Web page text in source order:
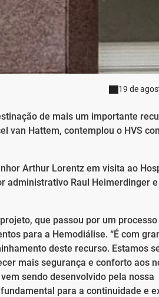
19 de
de mais um importante
van Hattem, contemplou o HVS
Arthur Lorentz em visita ao
administrativo Raul Heimerdinger
que passou por um
para a Hemodiálise. “É com
deste recurso. Estamos
mais segurança e conforto aos
sendo desenvolvido pela nossa
para a continuidade e